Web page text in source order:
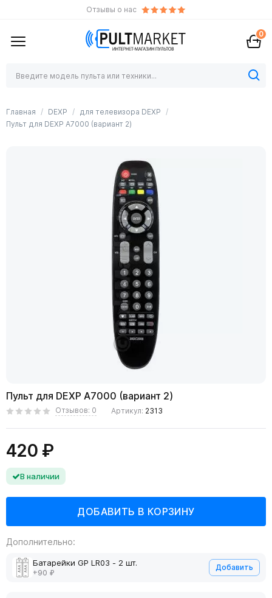
Отзывы о нас
0
Главная DEXP
для телевизора DEXP
Пульт для DEXP A7000 (вариант 2)
Пульт для DEXP A7000 (вариант 2)
Отзывов: 0 Артикул: 2313
420 ₽
В наличии
Дополнительно:
Батарейки GP LR03 - 2 шт.
+90 ₽
Добавить